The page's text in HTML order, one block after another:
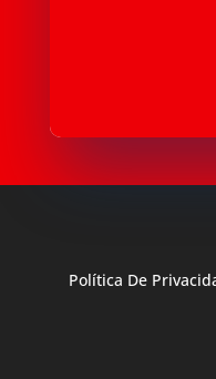
Política De